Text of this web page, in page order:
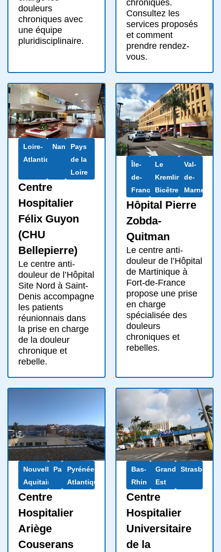
douleurs
chroniques avec
une équipe
pluridisciplinaire.
chroniques.
Consultez les
services proposés
et comment
prendre rendez-
vous.
Loire-
Atlantique
NantesPays
de la
Loire
Centre
Hospitalier
Félix Guyon
(CHU
Bellepierre)
Le centre anti-
douleur de l’Hôpital
Site Nord à Saint-
Denis accompagne
les patients
réunionnais dans
la prise en charge
de la douleur
chronique et
rebelle.
Île-
de-
France
Le
Kremlin-
Bicêtre
Val-
de-
Marne
Hôpital Pierre
Zobda-
Quitman
Le centre anti-
douleur de l’Hôpital
de Martinique à
Fort-de-France
propose une prise
en charge
spécialisée des
douleurs
chroniques et
rebelles.
Nouvelle-
Aquitaine
Pau
Pyrénées-
Atlantiques
Centre
Hospitalier
Ariège
Couserans
Bas-
Rhin
Grand
Est
Strasbourg
Centre
Hospitalier
Universitaire
de la